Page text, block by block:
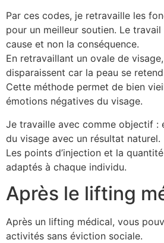
Par ces codes, je retravaille les
pour un meilleur soutien. Le
cause et non la conséquence.
En retravaillant un ovale de
disparaissent car la peau se
Cette méthode permet de bien
émotions négatives du visage.
Je travaille avec comme objectif :
du visage avec un résultat naturel.
Les points d’injection et la
adaptés à chaque individu.
Après le lifting
Après un lifting médical, vous
activités sans éviction sociale.